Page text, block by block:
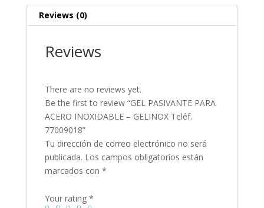
Reviews (0)
Reviews
There are no reviews yet.
Be the first to review “GEL PASIVANTE PARA
ACERO INOXIDABLE – GELINOX Teléf.
77009018”
Tu dirección de correo electrónico no será
publicada. Los campos obligatorios están
marcados con *
Your rating *